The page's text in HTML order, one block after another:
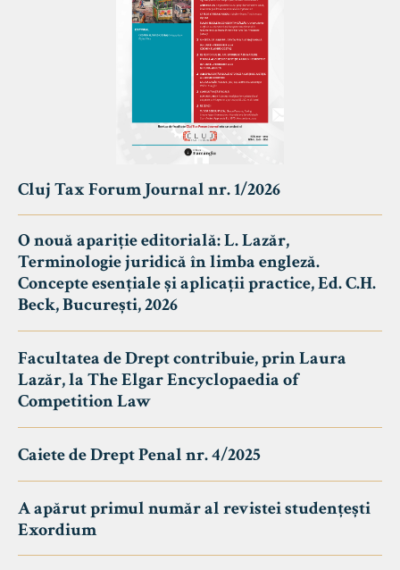
Cluj Tax Forum Journal nr. 1/2026
O nouă apariție editorială: L. Lazăr,
Terminologie juridică în limba engleză.
Concepte esențiale și aplicații practice, Ed. C.H.
Beck, București, 2026
Facultatea de Drept contribuie, prin Laura
Lazăr, la The Elgar Encyclopaedia of
Competition Law
Caiete de Drept Penal nr. 4/2025
A apărut primul număr al revistei studențești
Exordium